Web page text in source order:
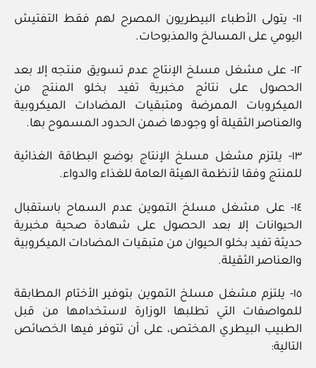
١١- يتولى الأطباء البيطريون المصرح لهم فقط التفتيش
اليومي على المسالخ والمذبوحات.
١٢- على مشغل مسلخ الإنتاج عدم تسويق منتجه إلا بعد
الحصول على نتائج مخبرية تفيد بخلو المنتج من
الميكروبات الممرضة ومتبقيات المضادات الميكروبية
والعناصر الثقيلة أو وجودها ضمن الحدود المسموح بها.
١٣- يلتزم مشغل مسلخ الإنتاج بوضع البطاقة الغذائية
للمنتج وفقا لأنظمة الهيئة العامة للغذاء والدواء.
١٤- على مشغل مسلخ التموين عدم السماح باستقبال
الحيوانات إلا بعد الحصول على شهادة صحية مخبرية
حديثة تفيد بخلو الحيوان من متبقيات المضادات الميكروبية
والعناصر الثقيلة.
١٥- يلتزم مشغل مسلخ التموين بتوفير الأختام المطابقة
للمواصفات التي تطلبها الوزارة لاستخدامها من قبل
الطبيب البيطري المختص، على أن تتوفر فيها الخصائص
التالية: